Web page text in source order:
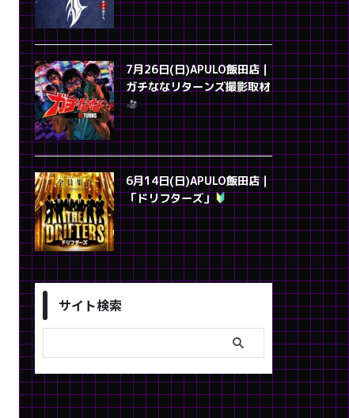
7月26日(日)APULO飯田店｜
ガチななリターンズ撮影取材
6月14日(日)APULO飯田店｜
「ドリフターズ」
サイト検索